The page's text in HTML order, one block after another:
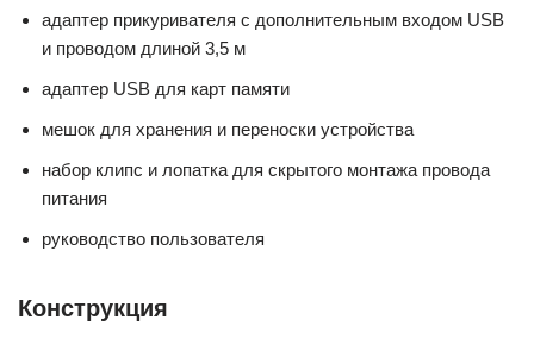
адаптер прикуривателя с дополнительным входом USB
и проводом длиной 3,5 м
адаптер USB для карт памяти
мешок для хранения и переноски устройства
набор клипс и лопатка для скрытого монтажа провода
питания
руководство пользователя
Конструкция